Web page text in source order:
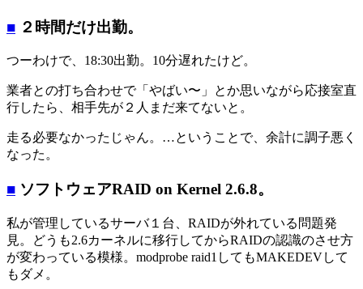
■ ２時間だけ出勤。
つーわけで、18:30出勤。10分遅れたけど。
業者との打ち合わせで「やばい〜」とか思いながら応接室直
行したら、相手先が２人まだ来てないと。
走る必要なかったじゃん。…ということで、余計に調子悪く
なった。
■ ソフトウェアRAID on Kernel 2.6.8。
私が管理しているサーバ１台、RAIDが外れている問題発
見。どうも2.6カーネルに移行してからRAIDの認識のさせ方
が変わっている模様。modprobe raid1してもMAKEDEVして
もダメ。